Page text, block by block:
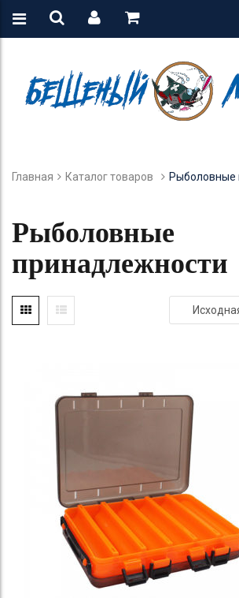
Главная Каталог товаров Рыболовные
Рыболовные
принадлежности